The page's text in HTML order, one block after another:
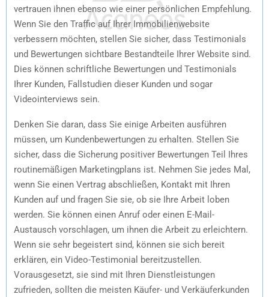
vertrauen ihnen ebenso wie einer persönlichen Empfehlung.
Wenn Sie den Traffic auf Ihrer Immobilienwebsite
verbessern möchten, stellen Sie sicher, dass Testimonials
und Bewertungen sichtbare Bestandteile Ihrer Website sind.
Dies können schriftliche Bewertungen und Testimonials
Ihrer Kunden, Fallstudien dieser Kunden und sogar
Videointerviews sein.
Denken Sie daran, dass Sie einige Arbeiten ausführen
müssen, um Kundenbewertungen zu erhalten. Stellen Sie
sicher, dass die Sicherung positiver Bewertungen Teil Ihres
routinemäßigen Marketingplans ist. Nehmen Sie jedes Mal,
wenn Sie einen Vertrag abschließen, Kontakt mit Ihren
Kunden auf und fragen Sie sie, ob sie Ihre Arbeit loben
werden. Sie können einen Anruf oder einen E-Mail-
Austausch vorschlagen, um ihnen die Arbeit zu erleichtern.
Wenn sie sehr begeistert sind, können sie sich bereit
erklären, ein Video-Testimonial bereitzustellen.
Vorausgesetzt, sie sind mit Ihren Dienstleistungen
zufrieden, sollten die meisten Käufer- und Verkäuferkunden